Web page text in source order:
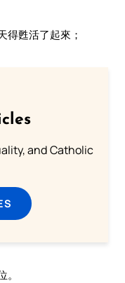
得甦活了起來；
and Catholic